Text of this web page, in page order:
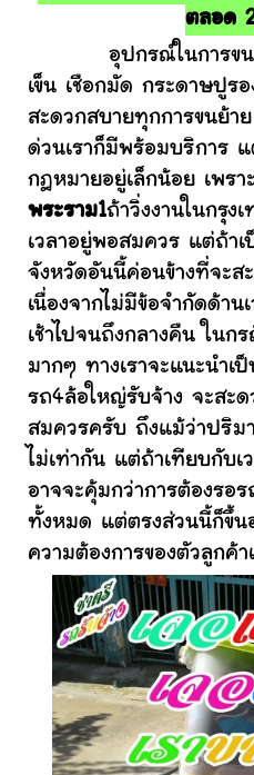
ตลอด
อุปกรณ์ในการขนย้า
เข็น เชือกมัด กระดาษปูร
สะดวกสบายทุกการขนย้า
ด่วนเราก็มีพร้อมบริการ แ
กฎหมายอยู่เล็กน้อย เพรา
พระราม1ถ้าวิ่งงานในกรุง
เวลาอยู่พอสมควร แต่ถ้าเ
จังหวัดอันนี้ค่อนข้างที่จะส
เนื่องจากไม่มีข้อจำกัดด้า
เช้าไปจนถึงกลางคืน ใน
มากๆ ทางเราจะแนะนำเ
รถ4ล้อใหญ่รับจ้าง จะสะด
สมควรครับ ถึงแม้ว่าปริม
ไม่เท่ากัน แต่ถ้าเทียบกับเ
อาจจะคุ้มกว่าการต้องรอ
ทั้งหมด แต่ตรงส่วนนี้ก็ขึ้น
ความต้องการของตัวลูกค้า